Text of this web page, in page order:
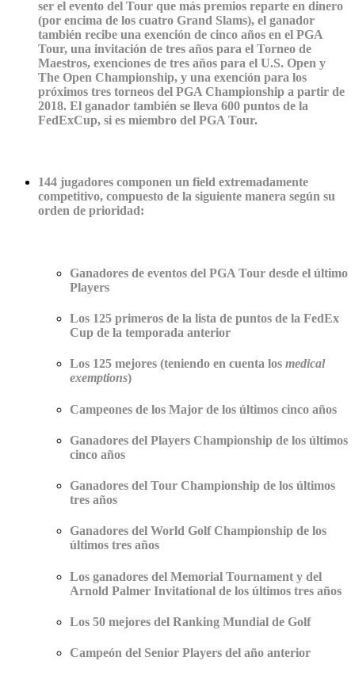
ser el evento del Tour que más premios reparte en dinero
(por encima de los cuatro Grand Slams), el ganador
también recibe una exención de cinco años en el PGA
Tour, una invitación de tres años para el Torneo de
Maestros, exenciones de tres años para el U.S. Open y
The Open Championship, y una exención para los
próximos tres torneos del PGA Championship a partir de
2018. El ganador también se lleva 600 puntos de la
FedExCup, si es miembro del PGA Tour.
144 jugadores componen un field extremadamente
competitivo, compuesto de la siguiente manera según su
orden de prioridad:
Ganadores de eventos del PGA Tour desde el último
Players
Los 125 primeros de la lista de puntos de la FedEx
Cup de la temporada anterior
Los 125 mejores (teniendo en cuenta los medical
exemptions)
Campeones de los Major de los últimos cinco años
Ganadores del Players Championship de los últimos
cinco años
Ganadores del Tour Championship de los últimos
tres años
Ganadores del World Golf Championship de los
últimos tres años
Los ganadores del Memorial Tournament y del
Arnold Palmer Invitational de los últimos tres años
Los 50 mejores del Ranking Mundial de Golf
Campeón del Senior Players del año anterior